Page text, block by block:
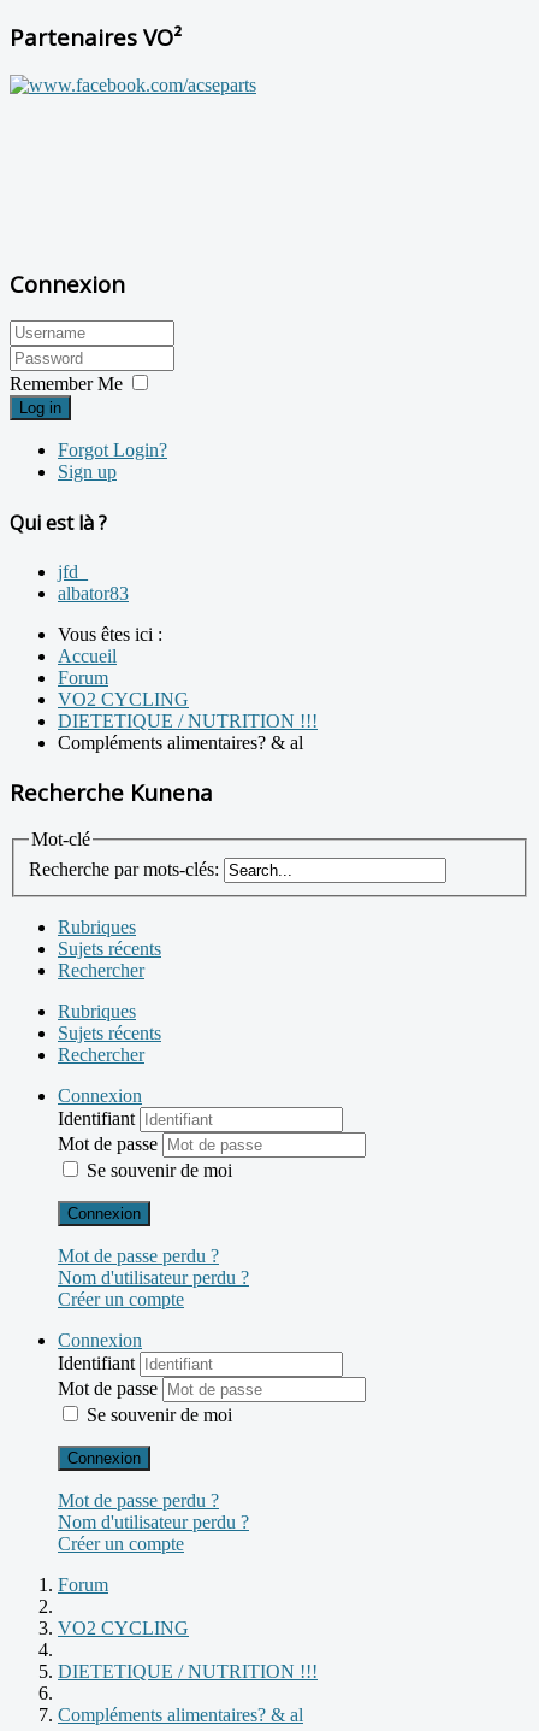
Partenaires VO²
Connexion
Remember Me
Log in
Forgot Login?
Sign up
Qui est là ?
jfd_
albator83
Vous êtes ici :
Accueil
Forum
VO2 CYCLING
DIETETIQUE / NUTRITION !!!
Compléments alimentaires? & al
Recherche Kunena
Mot-clé
Recherche par mots-clés:
Rubriques
Sujets récents
Rechercher
Rubriques
Sujets récents
Rechercher
Connexion
Identifiant
Mot de passe
Se souvenir de moi
Connexion
Mot de passe perdu ?
Nom d'utilisateur perdu ?
Créer un compte
Connexion
Identifiant
Mot de passe
Se souvenir de moi
Connexion
Mot de passe perdu ?
Nom d'utilisateur perdu ?
Créer un compte
Forum
VO2 CYCLING
DIETETIQUE / NUTRITION !!!
Compléments alimentaires? & al